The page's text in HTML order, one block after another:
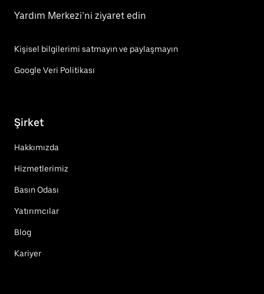
Yardım Merkezi’ni ziyaret edin
Kişisel bilgilerimi satmayın ve paylaşmayın
Google Veri Politikası
Şirket
Hakkımızda
Hizmetlerimiz
Basın Odası
Yatırımcılar
Blog
Kariyer